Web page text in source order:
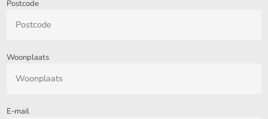
Postcode
Woonplaats
E-mail